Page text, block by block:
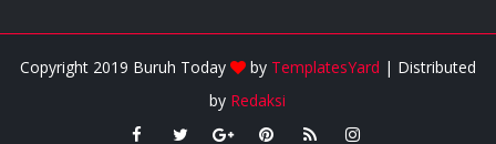
Copyright 2019 Buruh Today by TemplatesYard | Distributed
by Redaksi